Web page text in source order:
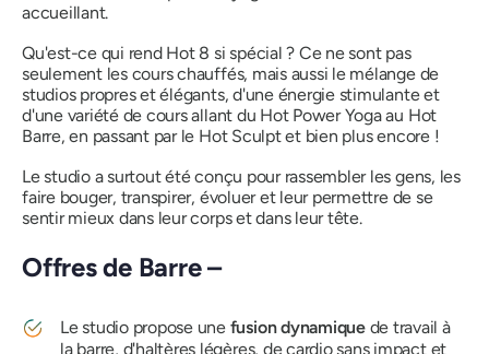
accueillant.
Qu'est-ce qui rend Hot 8 si spécial ? Ce ne sont pas
seulement les cours chauffés, mais aussi le mélange de
studios propres et élégants, d'une énergie stimulante et
d'une variété de cours allant du Hot Power Yoga au Hot
Barre, en passant par le Hot Sculpt et bien plus encore !
Le studio a surtout été conçu pour rassembler les gens, les
faire bouger, transpirer, évoluer et leur permettre de se
sentir mieux dans leur corps et dans leur tête.
Offres de Barre –
Le studio propose unefusion dynamique de travail à
la barre, d'haltères légères, de cardio sans impact et